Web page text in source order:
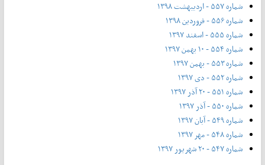
شماره ۵۵۷ - اردیبهشت ۱۳۹۸
شماره ۵۵۶ - فروردین ۱۳۹۸
شماره ۵۵۵ - اسفند ۱۳۹۷
شماره ۵۵۴ - ۱۰ بهمن ۱۳۹۷
شماره ۵۵۳ - بهمن ۱۳۹۷
شماره ۵۵۲ - دی ۱۳۹۷
شماره ۵۵۱ - ۲۰ آذر ۱۳۹۷
شماره ۵۵۰ - آذر ۱۳۹۷
شماره ۵۴۹ - آبان ۱۳۹۷
شماره ۵۴۸ - مهر ۱۳۹۷
شماره ۵۴۷ - ۲۰ شهریور ۱۳۹۷